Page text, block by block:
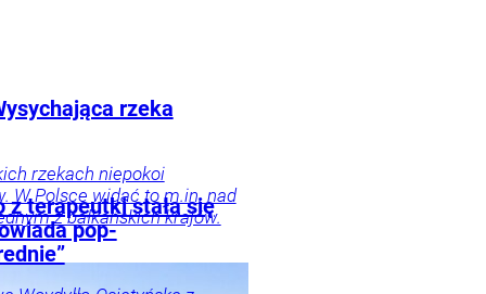
rzeka
rzekach niepokoi
W Polsce widać to m.in. nad
z bałkańskich krajów.
z terapeutki stała się
pop-